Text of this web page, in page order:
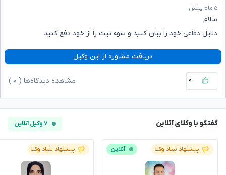
۵ ماه پیش
سلام
دلایل دفاعی خود را بیان کنید و سوء نیت را از خود دفع کنید
دریافت مشاوره از این وکیل
۰ مشاهده دیدگاه‌ها ( ۰
گفتگو با وکلای آنلاین ۷ وکیل آنلاین
پیشنهاد بنیاد وکلا آنلاین پیشنهاد بنیاد وکلا